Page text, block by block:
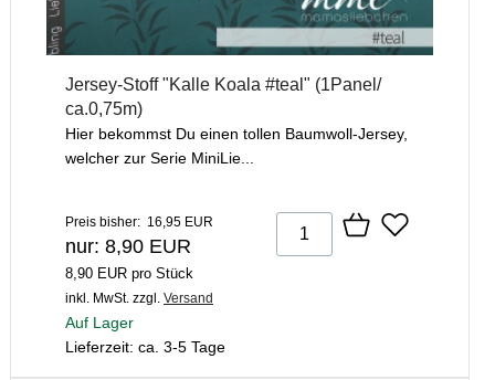
Jersey-Stoff "Kalle Koala #teal" (1Panel/
ca.0,75m)
Hier bekommst Du einen tollen Baumwoll-Jersey,
welcher zur Serie MiniLie...
Preis bisher: 16,95 EUR
nur: 8,90 EUR
8,90 EUR pro Stück
inkl. MwSt. zzgl. Versand
Auf Lager
Lieferzeit: ca. 3-5 Tage